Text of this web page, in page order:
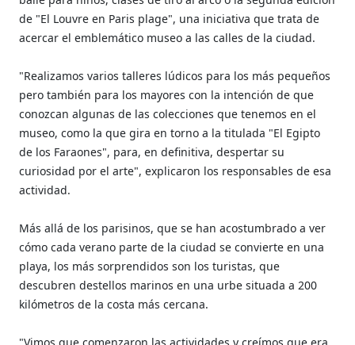
de "El Louvre en Paris plage", una iniciativa que trata de
acercar el emblemático museo a las calles de la ciudad.
"Realizamos varios talleres lúdicos para los más pequeños
pero también para los mayores con la intención de que
conozcan algunas de las colecciones que tenemos en el
museo, como la que gira en torno a la titulada "El Egipto
de los Faraones", para, en definitiva, despertar su
curiosidad por el arte", explicaron los responsables de esa
actividad.
Más allá de los parisinos, que se han acostumbrado a ver
cómo cada verano parte de la ciudad se convierte en una
playa, los más sorprendidos son los turistas, que
descubren destellos marinos en una urbe situada a 200
kilómetros de la costa más cercana.